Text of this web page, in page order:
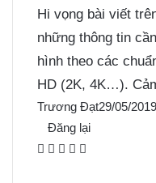
Hi vọng bài viết
những thông tin
hình theo các
HD (2K, 4K…).
Trương Đạt29/05/2019
Đăng lại
F X P M